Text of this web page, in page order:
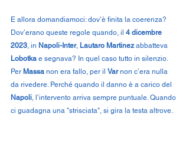
E allora domandiamoci: dov’è finita la coerenza?
Dov’erano queste regole quando, il 4 dicembre
2023 , in Napoli-Inter, Lautaro Martinez abbatteva
Lobotka e segnava? In quel caso tutto in silenzio.
Per Massa non era fallo, per il Var non c’era nulla
da rivedere. Perché quando il danno è a carico del
Napoli , l’intervento arriva sempre puntuale. Quando
ci guadagna una "strisciata", si gira la testa altrove.